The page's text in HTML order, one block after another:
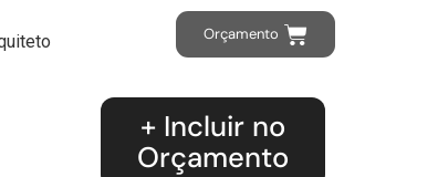
Orçamento
+ Incluir no
Orçamento